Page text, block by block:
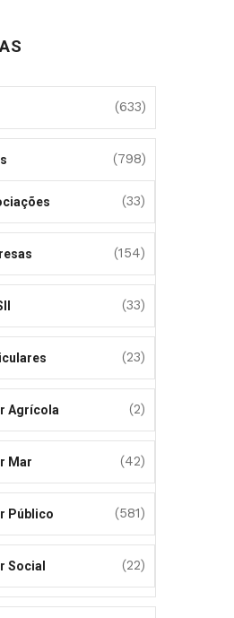
(633)
(798)
(33)
(154)
(33)
(23)
Agrícola (2)
Mar (42)
Público (581)
Social (22)